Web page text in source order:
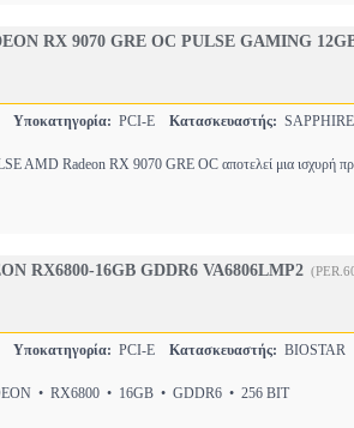
RX 9070 GRE OC PULSE GAMING
Υποκατηγορία: PCI-E Κατασκευαστής: SAPPHIRE
AMD Radeon RX 9070 GRE OC αποτελεί μια ισχυρή
RX6800-16GB GDDR6 VA6806LMP2
Υποκατηγορία: PCI-E Κατασκευαστής: BIOSTAR
• RX6800 • 16GB • GDDR6 • 256 BIT